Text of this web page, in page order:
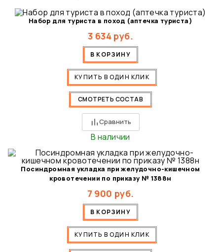
Набор для туриста в поход (аптечка туриста)
3 634 руб.
В КОРЗИНУ
КУПИТЬ В ОДИН КЛИК
СМОТРЕТЬ СОСТАВ
Сравнить
В наличии
Посиндромная укладка при желудочно-кишечном
кровотечении по приказу № 1388н
7 900 руб.
В КОРЗИНУ
КУПИТЬ В ОДИН КЛИК